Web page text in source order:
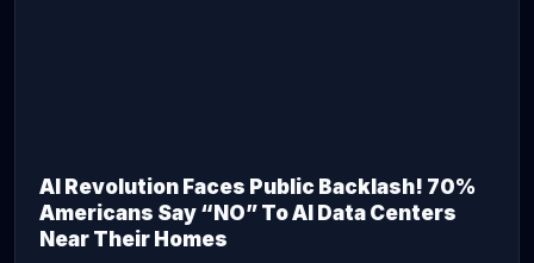
AI Revolution Faces Public Backlash! 70%
Americans Say “NO” To AI Data Centers
Near Their Homes